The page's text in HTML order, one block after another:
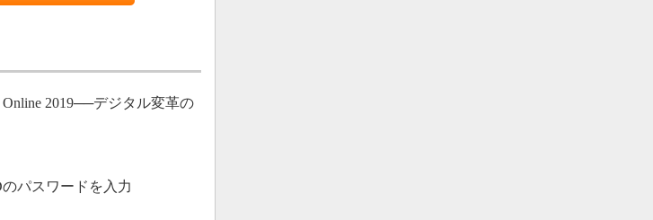
2019──デジタル変革の
パスワードを入力